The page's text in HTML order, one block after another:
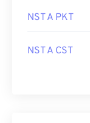
NST A PKT
NST A CST